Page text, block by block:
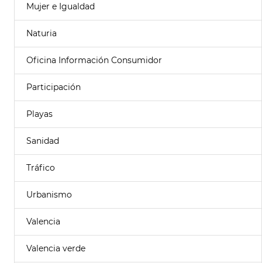
Mujer e Igualdad
Naturia
Oficina Información Consumidor
Participación
Playas
Sanidad
Tráfico
Urbanismo
Valencia
Valencia verde